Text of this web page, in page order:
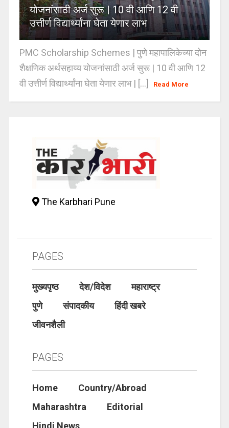
योजनांसाठी अर्ज सुरू | 10 वी आणि 12 वी
उत्तीर्ण विद्यार्थ्यांना घेता येणार लाभ
PMC Scholarship Schemes | पुणे महापालिकेच्या दोन
शैक्षणिक अर्थसहाय्य योजनांसाठी अर्ज सुरू | 10 वी आणि 12
वी उत्तीर्ण विद्यार्थ्यांना घेता येणार लाभ | [...]
Read More
The Karbhari Pune
PAGES
मुख्यपृष्ठ देश/विदेश
महाराष्ट्र
पुणे
संपादकीय
हिंदी खबरे
जीवनशैली
PAGES
Home
Country/Abroad
Maharashtra
Editorial
Hindi News